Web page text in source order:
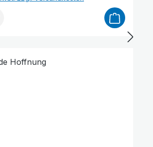
mit allen Höhen und
Zeiten des persönlichen
Familie und des Dienstes für
seines Lebensweges.